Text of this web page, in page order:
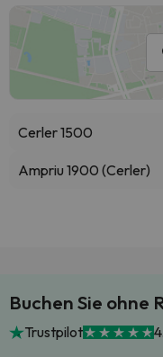
Cerler 1500
Ampriu 1900 (Cerler)
Buchen Sie ohne
Trustpilot